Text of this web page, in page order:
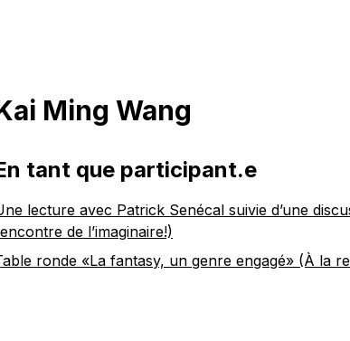
Ming Wang
tant que participant.e
lecture avec Patrick Senécal suivie d’une
de l’imaginaire!)
ronde «La fantasy, un genre engagé» (À la